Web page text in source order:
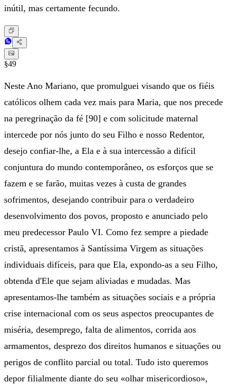
inútil, mas certamente fecundo.
§49
Neste Ano Mariano, que promulguei visando que os fiéis
católicos olhem cada vez mais para Maria, que nos precede
na peregrinação da fé [90] e com solicitude maternal
intercede por nós junto do seu Filho e nosso Redentor,
desejo confiar-lhe, a Ela e à sua intercessão a difícil
conjuntura do mundo contemporâneo, os esforços que se
fazem e se farão, muitas vezes à custa de grandes
sofrimentos, desejando contribuir para o verdadeiro
desenvolvimento dos povos, proposto e anunciado pelo
meu predecessor Paulo VI. Como fez sempre a piedade
cristã, apresentamos à Santíssima Virgem as situações
individuais difíceis, para que Ela, expondo-as a seu Filho,
obtenda d'Ele que sejam aliviadas e mudadas. Mas
apresentamos-lhe também as situações sociais e a própria
crise internacional com os seus aspectos preocupantes de
miséria, desemprego, falta de alimentos, corrida aos
armamentos, desprezo dos direitos humanos e situações ou
perigos de conflito parcial ou total. Tudo isto queremos
depor filialmente diante do seu «olhar misericordioso»,